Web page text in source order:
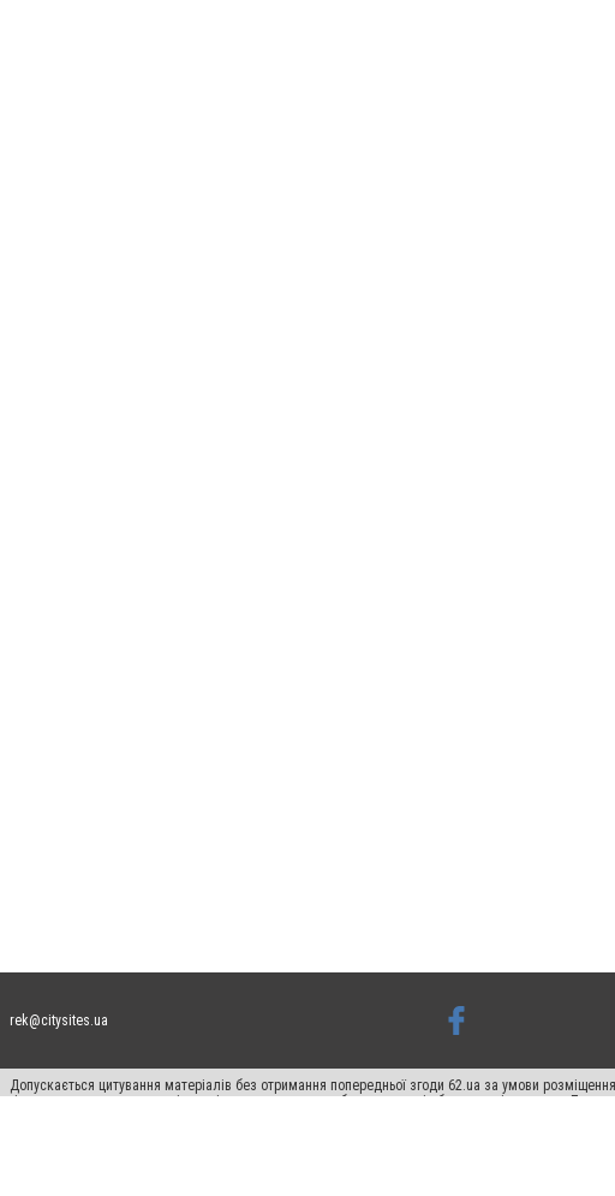
rek@citysites.ua
Допускається цитування матеріалів без отримання попередньої згоди 62.ua за умови
гіперпосилання на цитовані статті не нижче другого абзацу в тексті або в якості джерела.